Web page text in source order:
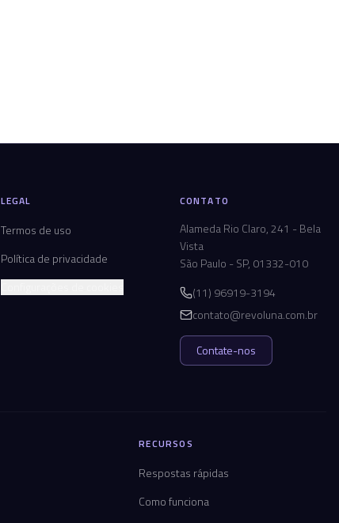
LEGAL
Termos de uso
Política de privacidade
CONTATO
Alameda Rio Claro, 241 - Bela
Vista
São Paulo - SP, 01332-010
(11) 96919-3194
contato@revoluna.com.br
Contate-nos
RECURSOS
Respostas rápidas
Como funciona